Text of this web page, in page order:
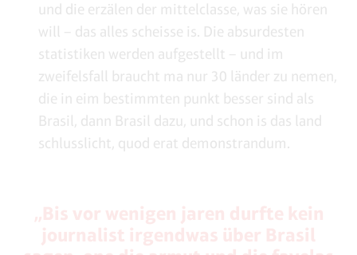
und die erzälen der mittelclasse, was sie hören
will ­– das alles scheisse is. Die absurdesten
statistiken werden aufgestellt – und im
zweifelsfall braucht ma nur 30 länder zu nemen,
die in eim bestimmten punkt besser sind als
Brasil, dann Brasil dazu, und schon is das land
schlusslicht, quod erat demonstrandum.